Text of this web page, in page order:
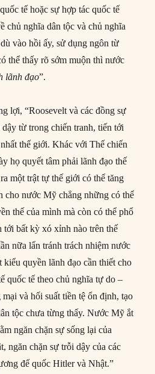
tế hoặc sự hợp tác quốc tế
chủ nghĩa dân tộc và chủ nghĩa
vào hồi ấy, sử dụng ngôn từ
thể thấy rõ sớm muộn thì nước
lãnh đạo”.
lợi, “Roosevelt và các đồng sự
từ trong chiến tranh, tiến tới
thế giới. Khác với Thế chiến
họ quyết tâm phải lãnh đạo thế
một trật tự thế giới có thể tăng
cho nước Mỹ chẳng những có thể
thế của mình mà còn có thể phổ
tới bất kỳ xó xỉnh nào trên thế
nữa lẩn tránh trách nhiệm nước
kiểu quyền lãnh đạo cần thiết cho
quốc tế theo chủ nghĩa tự do –
và hối suất tiền tệ ổn định, tạo
tộc chưa từng thấy. Nước Mỹ ắt
ngăn chặn sự sống lại của
ngăn chặn sự trỗi dậy của các
đế quốc Hitler và Nhật.”